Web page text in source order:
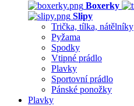
Boxerky
Slipy
Trička, tílka, nátělníky
Pyžama
Spodky
Vtipné prádlo
Plavky
Sportovní prádlo
Pánské ponožky
Plavky